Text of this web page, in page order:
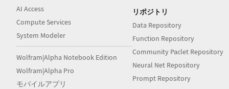
AI Access
Compute Services
System Modeler
Wolfram|Alpha Notebook Edition
Wolfram|Alpha Pro
モバイルアプリ
リポジトリ
Data Repository
Function Repository
Community Paclet Repository
Neural Net Repository
Prompt Repository